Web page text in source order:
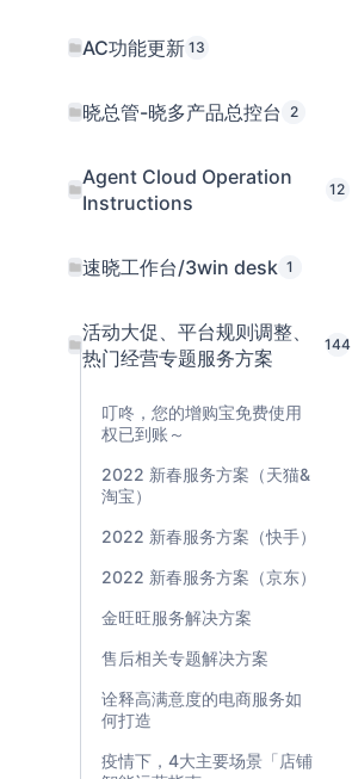
AC功能更新 13
晓总管-晓多产品总控台 2
Agent Cloud Operation
Instructions
12
速晓工作台/3win desk 1
活动大促、平台规则调整、
热门经营专题服务方案
144
叮咚，您的增购宝免费使用
权已到账～
2022 新春服务方案（天猫&
淘宝）
2022 新春服务方案（快手）
2022 新春服务方案（京东）
金旺旺服务解决方案
售后相关专题解决方案
诠释高满意度的电商服务如
何打造
疫情下，4大主要场景「店铺